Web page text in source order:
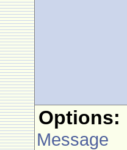
Options:
Message